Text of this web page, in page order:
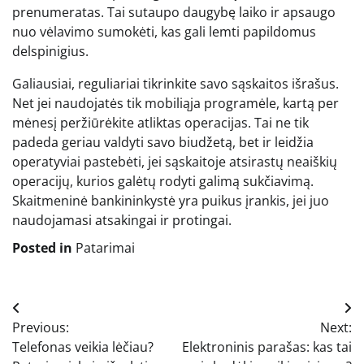
prenumeratas. Tai sutaupo daugybę laiko ir apsaugo
nuo vėlavimo sumokėti, kas gali lemti papildomus
delspinigius.
Galiausiai, reguliariai tikrinkite savo sąskaitos išrašus.
Net jei naudojatės tik mobiliąja programėle, kartą per
mėnesį peržiūrėkite atliktas operacijas. Tai ne tik
padeda geriau valdyti savo biudžetą, bet ir leidžia
operatyviai pastebėti, jei sąskaitoje atsirastų neaiškių
operacijų, kurios galėtų rodyti galimą sukčiavimą.
Skaitmeninė bankininkystė yra puikus įrankis, jei juo
naudojamasi atsakingai ir protingai.
Posted in Patarimai
Navigacija
tarp
Previous:
Telefonas veikia lėčiau?
Next:
Elektroninis parašas: kas tai